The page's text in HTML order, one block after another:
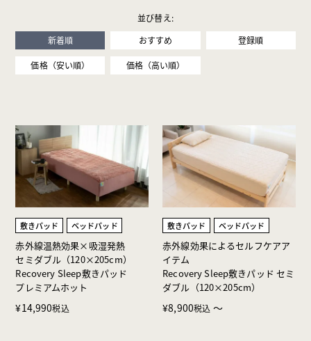
並び替え
新着順
おすすめ 登録順
価格（安い順） 価格（高い順）
敷きパッド ベッドパッド
赤外線温熱効果×吸湿発熱
セミダブル（120×205cm）
Recovery Sleep敷きパッド
プレミアムホット
¥14,990税込
敷きパッド ベッドパッド
赤外線効果によるセルフケアア
イテム
Recovery Sleep敷きパッド セミ
ダブル（120×205cm）
¥8,900税込 〜